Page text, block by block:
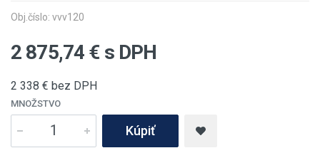
Obj.číslo: vvv120
2 875,74 € s DPH
2 338 € bez DPH
MNOŽSTVO
Kúpiť